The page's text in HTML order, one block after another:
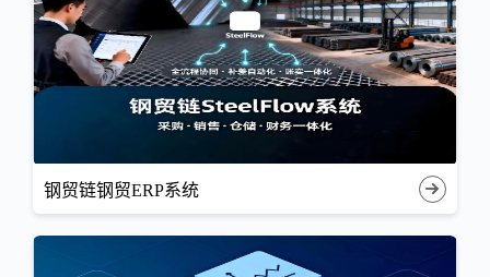
钢贸链钢贸ERP系统